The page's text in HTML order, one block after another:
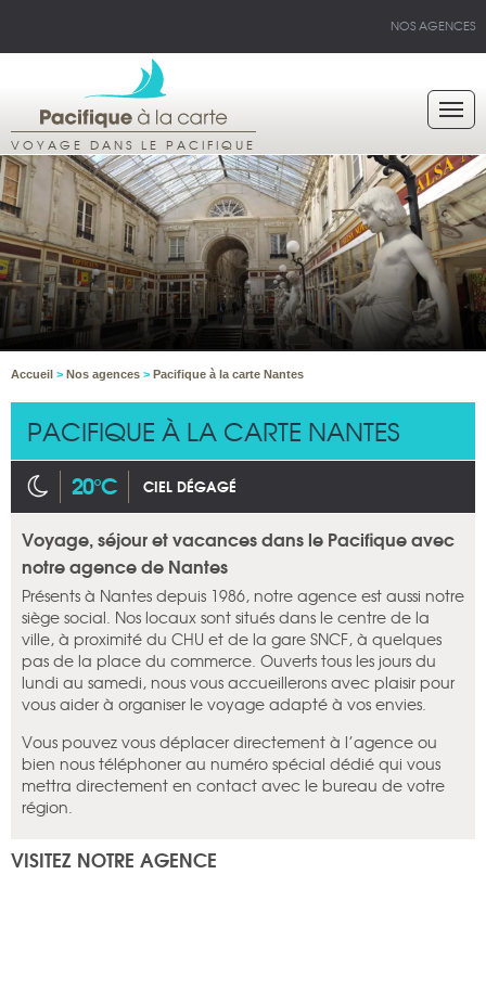
NOS AGENCES
VOYAGE DANS LE PACIFIQUE
Accueil > Nos agences > Pacifique à la carte Nantes
PACIFIQUE À LA CARTE NANTES
20°C CIEL DÉGAGÉ
Voyage, séjour et vacances dans le Pacifique avec
notre agence de Nantes
Présents à Nantes depuis 1986, notre agence est aussi notre
siège social. Nos locaux sont situés dans le centre de la
ville, à proximité du CHU et de la gare SNCF, à quelques
pas de la place du commerce. Ouverts tous les jours du
lundi au samedi, nous vous accueillerons avec plaisir pour
vous aider à organiser le voyage adapté à vos envies.
Vous pouvez vous déplacer directement à l’agence ou
bien nous téléphoner au numéro spécial dédié qui vous
mettra directement en contact avec le bureau de votre
région.
VISITEZ NOTRE AGENCE